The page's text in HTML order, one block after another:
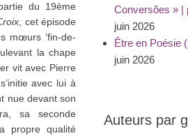
du 19ème
, cet épisode
mœurs ‘fin-de-
la chape
vit avec Pierre
avec lui à
nue devant son
sa seconde
propre qualité
Conversões » |
juin 2026
Être en Poésie
juin 2026
Auteurs par